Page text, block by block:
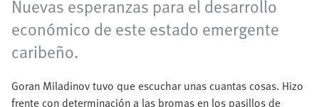
Nuevas esperanzas para el desarrollo
económico de este estado emergente
caribeño.
Goran Miladinov tuvo que escuchar unas cuantas cosas. Hizo
frente con determinación a las bromas en los pasillos de